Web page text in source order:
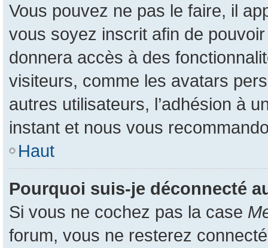
Vous pouvez ne pas le faire, il
vous soyez inscrit afin de
donnera accès à des
visiteurs, comme les avatars
autres utilisateurs, l’adhésion à
instant et nous vous
Haut
Pourquoi suis-je déconnecté
Si vous ne cochez pas la case
forum, vous ne resterez